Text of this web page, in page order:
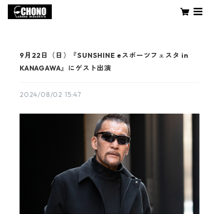
9月22日（日）『SUNSHINE eスポーツフェスタ in
KANAGAWA』にゲスト出演
2024/08/02 15:47